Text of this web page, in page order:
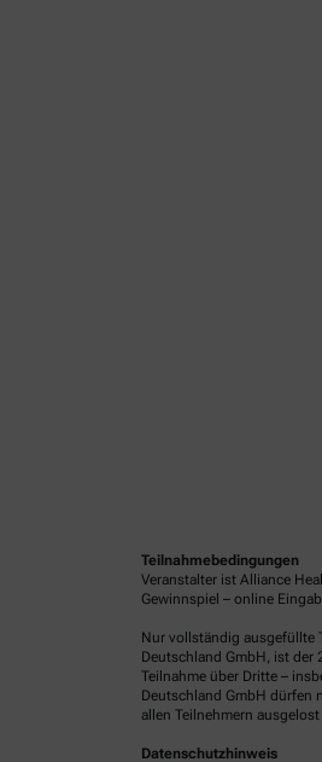
Teilnahmebedingungen
Veranstalter ist Alliance
Gewinnspiel – online
Nur vollständig ausgefüllte
Deutschland GmbH, ist der
Teilnahme über Dritte –
Deutschland GmbH dürfen
allen Teilnehmern
Datenschutzhinweis